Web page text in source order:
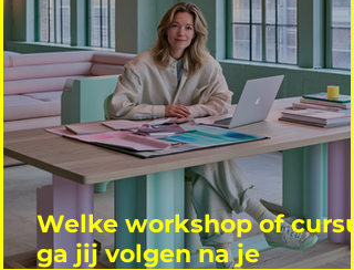
Welke workshop of
ga jij volgen na je